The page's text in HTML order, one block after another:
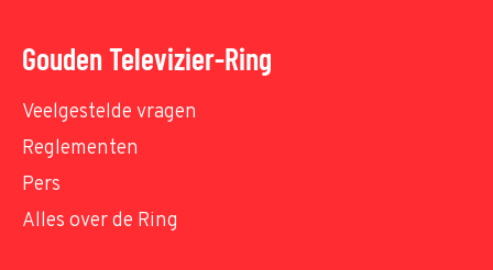
Gouden Televizier-Ring
Veelgestelde vragen
Reglementen
Pers
Alles over de Ring